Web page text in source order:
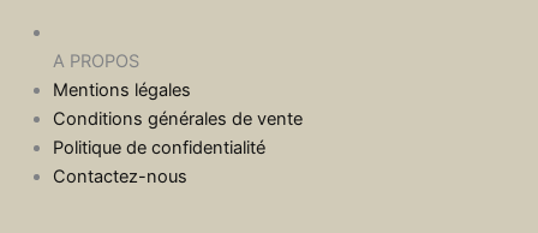
A PROPOS
Mentions légales
Conditions générales de vente
Politique de confidentialité
Contactez-nous